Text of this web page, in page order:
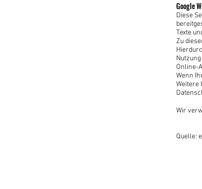
Google
Diese
Texte
Zu
Online-
Wenn
Weitere
Wir
Quelle: